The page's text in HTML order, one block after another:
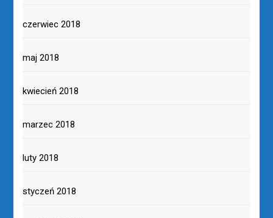
czerwiec 2018
maj 2018
kwiecień 2018
marzec 2018
luty 2018
styczeń 2018